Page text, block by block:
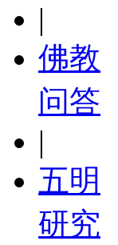
|
佛教
问答
|
五明
研究